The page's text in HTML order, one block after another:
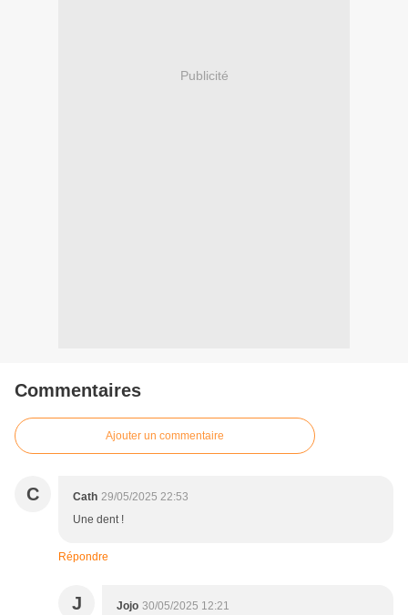
Publicité
Commentaires
Ajouter un commentaire
C Cath 29/05/2025 22:53
Une dent !
Répondre
J Jojo 30/05/2025 12:21